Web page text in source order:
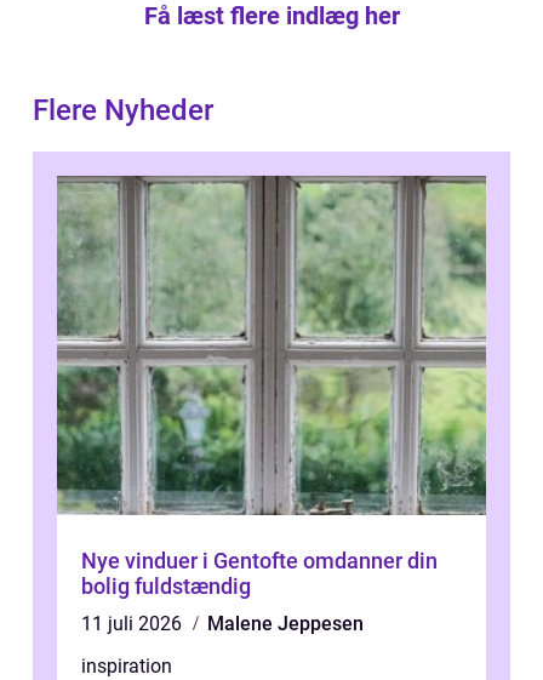
Få læst flere indlæg her
Flere Nyheder
Nye vinduer i Gentofte omdanner din
bolig fuldstændig
11 juli 2026
Malene Jeppesen
inspiration